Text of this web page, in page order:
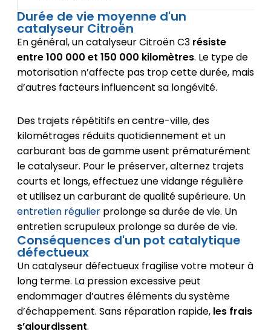
Durée de vie moyenne d'un
catalyseur Citroën
En général, un catalyseur Citroën C3 résiste
entre 100 000 et 150 000 kilomètres. Le type de
motorisation n’affecte pas trop cette durée, mais
d’autres facteurs influencent sa longévité.
Des trajets répétitifs en centre-ville, des
kilométrages réduits quotidiennement et un
carburant bas de gamme usent prématurément
le catalyseur. Pour le préserver, alternez trajets
courts et longs, effectuez une vidange régulière
et utilisez un carburant de qualité supérieure. Un
entretien régulierprolonge sa durée de vie. Un
entretien scrupuleux prolonge sa durée de vie.
Conséquences d'un pot catalytique
défectueux
Un catalyseur défectueux fragilise votre moteur à
long terme. La pression excessive peut
endommager d’autres éléments du système
d’échappement. Sans réparation rapide, les frais
s’alourdissent.